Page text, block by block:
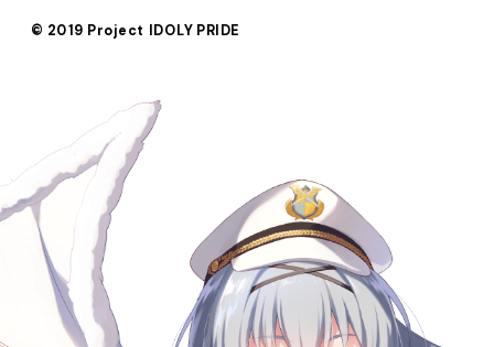
© 2019 Project IDOLY PRIDE